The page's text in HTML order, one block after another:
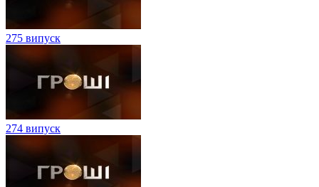
275 випуск
274 випуск